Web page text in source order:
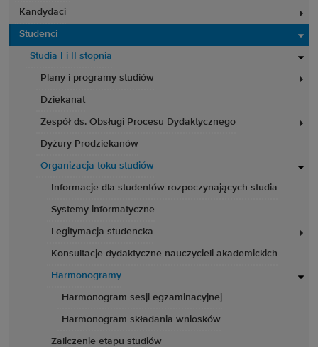
Kandydaci
Studenci
Studia I i II stopnia
Plany i programy studiów
Dziekanat
Zespół ds. Obsługi Procesu Dydaktycznego
Dyżury Prodziekanów
Organizacja toku studiów
Informacje dla studentów rozpoczynających studia
Systemy informatyczne
Legitymacja studencka
Konsultacje dydaktyczne nauczycieli akademickich
Harmonogramy
Harmonogram sesji egzaminacyjnej
Harmonogram składania wniosków
Zaliczenie etapu studiów